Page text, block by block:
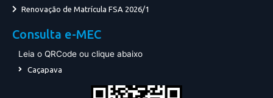
Renovação de Matrícula FSA 2026/1
Consulta e-MEC
Leia o QRCode ou clique abaixo
Caçapava